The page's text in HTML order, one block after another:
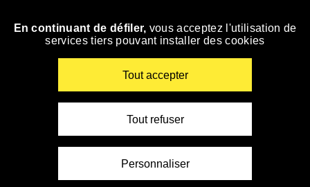
Skip
En continuant de défiler, vous acceptez l'utilisation de
services tiers pouvant installer des cookies
Tout accepter
Tout refuser
Personnaliser